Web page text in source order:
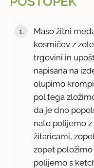
Maso žitni
kosmičev z
trgovini in
napisana na
olupimo
pol tega
da je dno
nato polijemo
žitaricami,
zopet položimo
polijemo s